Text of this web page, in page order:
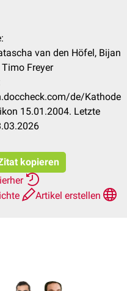
van den Höfel, Bijan
Freyer
de/Kathode
15.01.2004. Letzte
kopieren
Artikel erstellen